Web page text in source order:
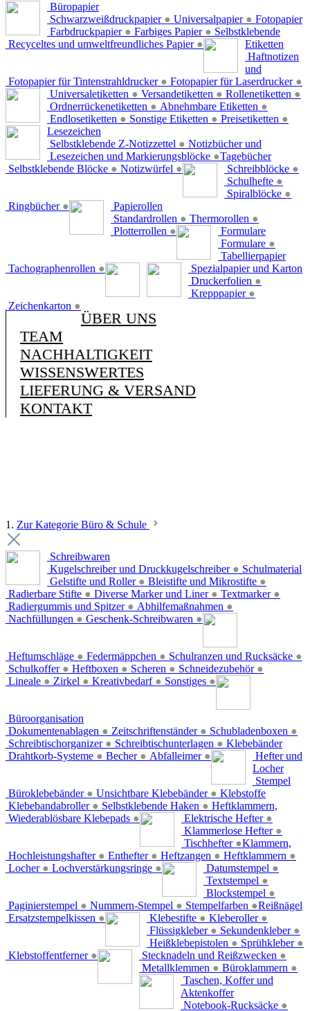
Büropapier
Schwarzweißdruckpapier ● Universalpapier ●
Farbdruckpapier ● Farbiges Papier ●
Recyceltes und umweltfreundliches Papier ●
Fotopapier
Fotopapier für Tintenstrahldrucker ● Fotopapier für Laserdrucker ●
Selbstklebende
Etiketten
Universaletiketten ● Versandetiketten ● Rollenetiketten ●
Ordnerrückenetiketten ● Abnehmbare Etiketten ●
Endlosetiketten ● Sonstige Etiketten ● Preisetiketten ●
Haftnotizen
und
Lesezeichen
Selbstklebende Z-Notizzettel ●
Lesezeichen und Markierungsblöcke ●
Selbstklebende Blöcke ● Notizwürfel ●
Notizbücher und
Tagebücher
Schreibblöcke ●
Schulhefte ●
Spiralblöcke ●
Ringbücher ●
Papierollen
Standardrollen ● Thermorollen ●
Plotterrollen ●
Formulare
Formulare ●
Tachographenrollen ●
Tabellierpapier
Spezialpapier und Karton
Druckerfolien ●
Krepppapier ●
Zeichenkarton ●
ÜBER UNS
TEAM
NACHHALTIGKEIT
WISSENSWERTES
LIEFERUNG & VERSAND
KONTAKT
1. Zur Kategorie Büro & Schule
Schreibwaren
Kugelschreiber und Druckkugelschreiber ●
Gelstifte und Roller ● Bleistifte und Mikrostifte ●
Radierbare Stifte ● Diverse Marker und Liner ● Textmarker ●
Radiergummis und Spitzer ● Abhilfemaßnahmen ●
Nachfüllungen ● Geschenk-Schreibwaren ●
Schulmaterial
Heftumschläge ● Federmäppchen ● Schulranzen und Rucksäcke ●
Schulkoffer ● Heftboxen ● Scheren ● Schneidezubehör ●
Lineale ● Zirkel ● Kreativbedarf ● Sonstiges ●
Büroorganisation
Dokumentenablagen ● Zeitschriftenständer ● Schubladenboxen ●
Schreibtischorganizer ● Schreibtischunterlagen ●
Drahtkorb-Systeme ● Becher ● Abfalleimer ●
Klebebänder
Büroklebebänder ● Unsichtbare Klebebänder ●
Klebebandabroller ● Selbstklebende Haken ●
Wiederablösbare Klebepads ●
Hefter und
Locher
Elektrische Hefter ●
Klammerlose Hefter ●
Tischhefter ●
Hochleistungshafter ● Enthefter ● Heftzangen ● Heftklammern ●
Locher ● Lochverstärkungsringe ●
Stempel
Datumstempel ●
Textstempel ●
Blockstempel ●
Paginierstempel ● Nummern-Stempel ● Stempelfarben ●
Ersatzstempelkissen ●
Klebstoffe
Klebestifte ● Kleberoller ●
Flüssigkleber ● Sekundenkleber ●
Heißklebepistolen ● Sprühkleber ●
Klebstoffentferner ●
Heftklammern,
Klammern,
Reißnägel
Stecknadeln und Reißzwecken ●
Metallklemmen ● Büroklammern ●
Taschen, Koffer und
Aktenkoffer
Notebook-Rucksäcke ●